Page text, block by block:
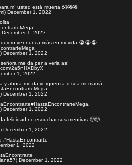
mí usted está muerta 😱😱😱
December 1, 2022
December 1, 2022
ver nunca más en mi vida 😭😭😭
December 1, 2022
me da pena verla así
2a5nHXDbyX
1, 2022
y ahora me da vergüenza q sea mi mamá
December 1, 2022
#HastaEncontrarteMega
December 1, 2022
felicidad no escuchar sus mentiras 🥺🥺
December 1, 2022
#HastaEncontrarte
1, 2022
December 1, 2022